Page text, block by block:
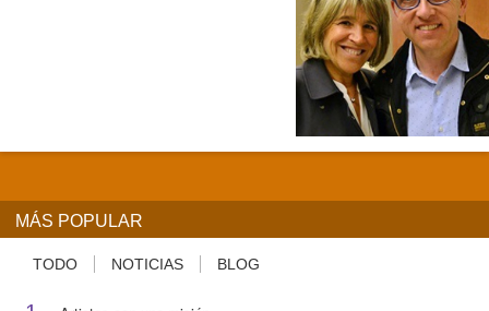
MÁS POPULAR
TODO NOTICIAS BLOG